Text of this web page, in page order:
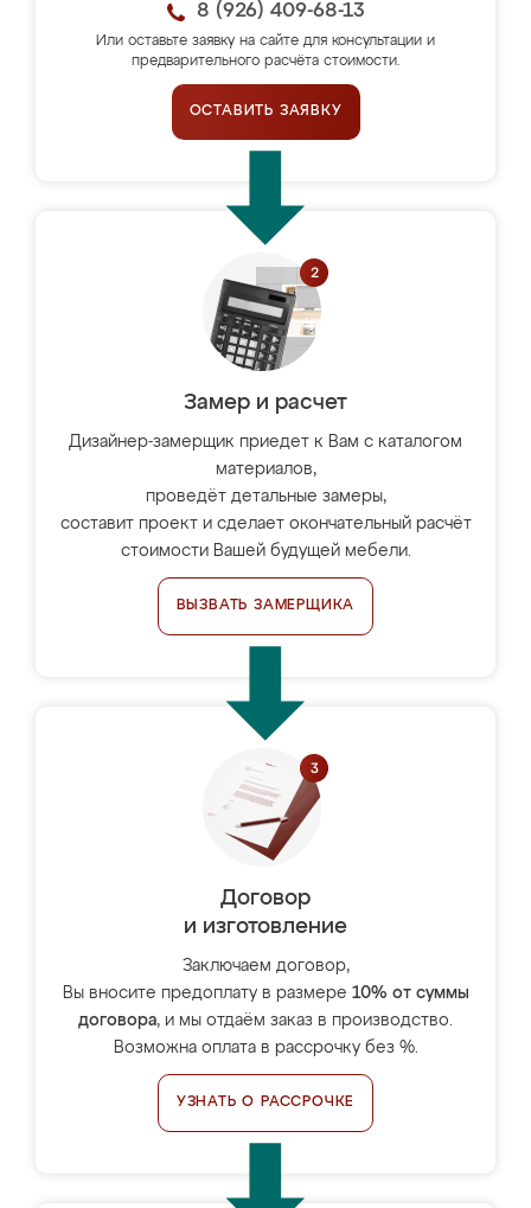
8 (926) 409-68-13
Или оставьте заявку на сайте для консультации и
предварительного расчёта стоимости.
ОСТАВИТЬ ЗАЯВКУ
Замер и расчет
Дизайнер-замерщик приедет к Вам с каталогом
материалов,
проведёт детальные замеры,
составит проект и сделает окончательный расчёт
стоимости Вашей будущей мебели.
ВЫЗВАТЬ ЗАМЕРЩИКА
Договор
и изготовление
Заключаем договор,
Вы вносите предоплату в размере 10% от суммы
договора, и мы отдаём заказ в производство.
Возможна оплата в рассрочку без %.
УЗНАТЬ О РАССРОЧКЕ